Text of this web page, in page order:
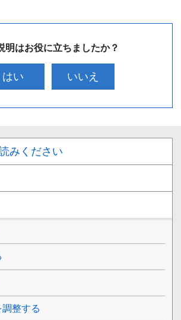
明はお役に立ちましたか？
はい いいえ
みください
整する